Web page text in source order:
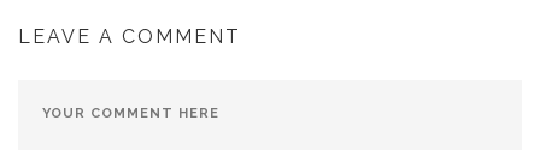
LEAVE A COMMENT